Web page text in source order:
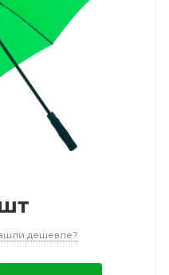
дешевле?